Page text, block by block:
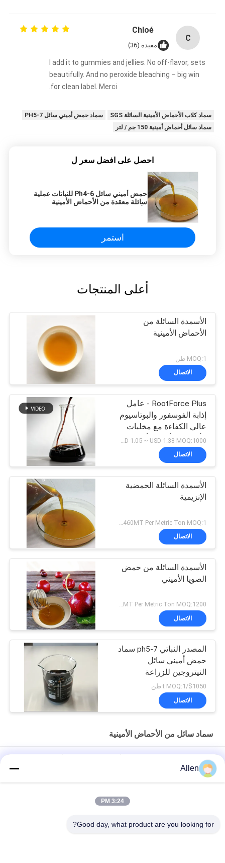
C
Chloé
مفيدة (36)
I add it to gummies and jellies. No off-flavor, sets
beautifully. And no peroxide bleaching – big win
for clean label. Merci.
سماد كلاب الأحماض الأمينية السائلة SGS
سماد حمض أميني سائل PH5-7
سماد سائل أحماض أمينية 150 جم / لتر
احصل على افضل سعر ل
حمض أميني سائل Ph4-6 للنباتات عملية
سائلة معقدة من الأحماض الأمينية
استمر
أعلى المنتجات
الأسمدة السائلة من
الأحماض الأمينية
MOQ:1 طن
الاتصال
RootForce Plus - عامل
إذابة الفوسفور والبوتاسيوم
عالي الكفاءة مع مخلبات
الأحماض الأمينية لأنظمة
جذرية أقوى
الاتصال
الأسمدة السائلة الحمضية
الإنزيمية
الاتصال
الأسمدة السائلة من حمض
الصويا الأميني
US$1380~1460MT Per Metric Ton MOQ:1200 كجم
الاتصال
المصدر النباتي ph5-7 سماد
حمض أميني سائل
النيتروجين للزراعة
$1050/t MOQ:1 طن
الاتصال
سماد سائل من الأحماض الأمينية
النيتروجين العضوي 8-0-0
45٪ مضاد للضغط للمحاصيل
Allen
3:24 PM
Good day, what product are you looking for?